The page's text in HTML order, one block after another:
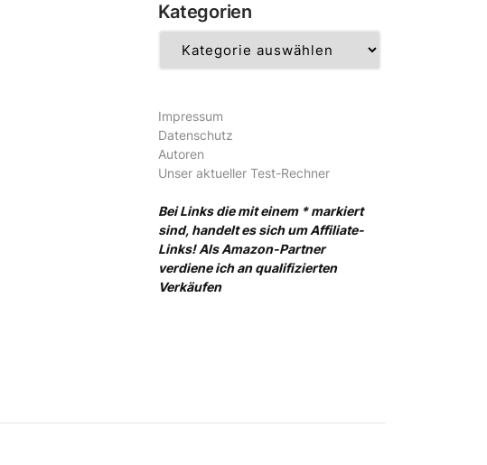
Kategorien
Impressum
Datenschutz
Autoren
Unser aktueller Test-Rechner
Bei Links die mit einem * markiert
sind, handelt es sich um Affiliate-
Links! Als Amazon-Partner
verdiene ich an qualifizierten
Verkäufen